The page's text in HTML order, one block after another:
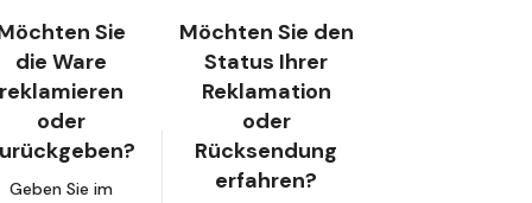
Sie
die Ware
reklamieren
oder
Geben Sie im
Möchten Sie den
Status Ihrer
Reklamation
oder
Rücksendung
erfahren?